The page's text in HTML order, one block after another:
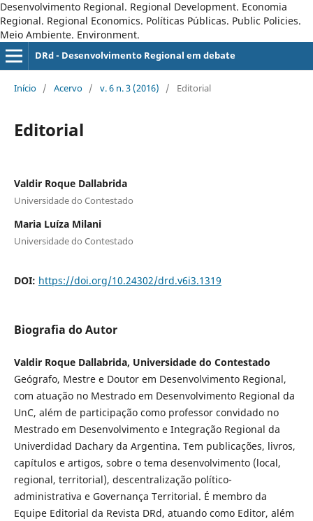
Desenvolvimento Regional. Regional Development. Economia
Regional. Regional Economics. Políticas Públicas. Public Policies.
Meio Ambiente. Environment.
DRd - Desenvolvimento Regional em debate
Início / Acervo / v. 6 n. 3 (2016) / Editorial
Editorial
Valdir Roque Dallabrida
Universidade do Contestado
Maria Luíza Milani
Universidade do Contestado
DOI: https://doi.org/10.24302/drd.v6i3.1319
Biografia do Autor
Valdir Roque Dallabrida, Universidade do Contestado
Geógrafo, Mestre e Doutor em Desenvolvimento Regional,
com atuação no Mestrado em Desenvolvimento Regional da
UnC, além de participação como professor convidado no
Mestrado em Desenvolvimento e Integração Regional da
Univerdidad Dachary da Argentina. Tem publicações, livros,
capítulos e artigos, sobre o tema desenvolvimento (local,
regional, territorial), descentralização político-
administrativa e Governança Territorial. É membro da
Equipe Editorial da Revista DRd, atuando como Editor, além